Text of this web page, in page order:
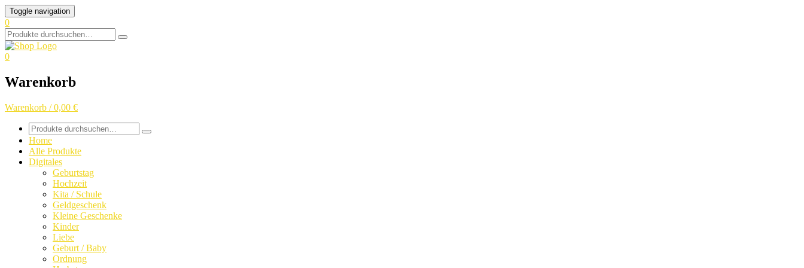
Skip
to
content
Toggle navigation
0
Search
for:
0
Warenkorb
Warenkorb / 0,00 €
Search
for:
Home
Alle Produkte
Digitales
Geburtstag
Hochzeit
Kita / Schule
Geldgeschenk
Kleine Geschenke
Kinder
Liebe
Geburt / Baby
Ordnung